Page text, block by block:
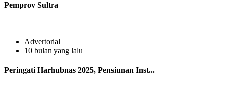
Pemprov Sultra
Advertorial
10 bulan yang lalu
Peringati Harhubnas 2025, Pensiunan Inst...